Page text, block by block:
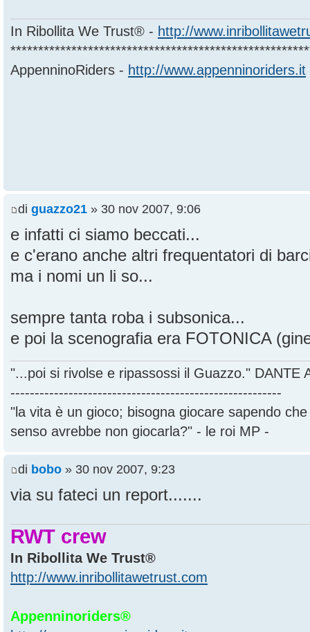
In Ribollita We Trust® - http://
AppenninoRiders - http://www.appenninoriders.it
di guazzo21 » 30 nov 2007, 9:06
e infatti ci siamo beccati...
e c'erano anche altri frequentatori di
ma i nomi un li so...
sempre tanta roba i subsonica...
e poi la scenografia era FOTONICA
"...poi si rivolse e ripassossi il Guazzo." DANTE
--------------------------------------------------------
"la vita è un gioco; bisogna giocare sapendo
senso avrebbe non giocarla?" - le roi MP -
di bobo » 30 nov 2007, 9:23
via su fateci un report.......
RWT crew
In Ribollita We Trust®
http://www.inribollitawetrust.com
Appenninoriders®